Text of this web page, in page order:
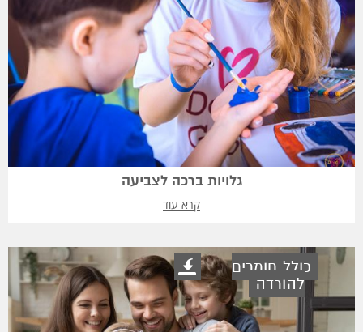
גלויות ברכה לצביעה
קרא עוד
כולל חומרים
להורדה